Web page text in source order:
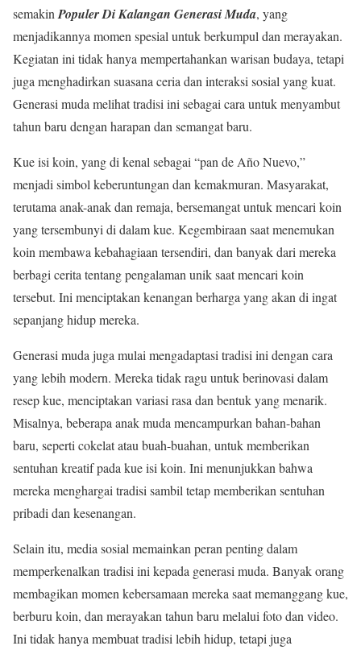
semakin Populer Di Kalangan Generasi Muda, yang
menjadikannya momen spesial untuk berkumpul dan merayakan.
Kegiatan ini tidak hanya mempertahankan warisan budaya, tetapi
juga menghadirkan suasana ceria dan interaksi sosial yang kuat.
Generasi muda melihat tradisi ini sebagai cara untuk menyambut
tahun baru dengan harapan dan semangat baru.
Kue isi koin, yang di kenal sebagai “pan de Año Nuevo,”
menjadi simbol keberuntungan dan kemakmuran. Masyarakat,
terutama anak-anak dan remaja, bersemangat untuk mencari koin
yang tersembunyi di dalam kue. Kegembiraan saat menemukan
koin membawa kebahagiaan tersendiri, dan banyak dari mereka
berbagi cerita tentang pengalaman unik saat mencari koin
tersebut. Ini menciptakan kenangan berharga yang akan di ingat
sepanjang hidup mereka.
Generasi muda juga mulai mengadaptasi tradisi ini dengan cara
yang lebih modern. Mereka tidak ragu untuk berinovasi dalam
resep kue, menciptakan variasi rasa dan bentuk yang menarik.
Misalnya, beberapa anak muda mencampurkan bahan-bahan
baru, seperti cokelat atau buah-buahan, untuk memberikan
sentuhan kreatif pada kue isi koin. Ini menunjukkan bahwa
mereka menghargai tradisi sambil tetap memberikan sentuhan
pribadi dan kesenangan.
Selain itu, media sosial memainkan peran penting dalam
memperkenalkan tradisi ini kepada generasi muda. Banyak orang
membagikan momen kebersamaan mereka saat memanggang kue,
berburu koin, dan merayakan tahun baru melalui foto dan video.
Ini tidak hanya membuat tradisi lebih hidup, tetapi juga